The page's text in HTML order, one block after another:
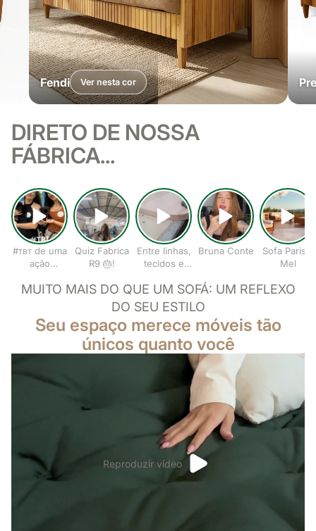
Fendi Ver nesta cor
DIRETO DE NOSSA
FÁBRICA...
#ᴛʙᴛ de uma
ação
Quiz Fabrica
R9 🎂!
Entre linhas,
tecidos e
nasce o
conforto
que abraça
sua casa.
Bruna Conte
Sofa Paris II
Mel
MUITO MAIS DO QUE UM SOFÁ: UM REFLEXO
DO SEU ESTILO
Seu espaço merece móveis tão
únicos quanto você
Reproduzir vídeo